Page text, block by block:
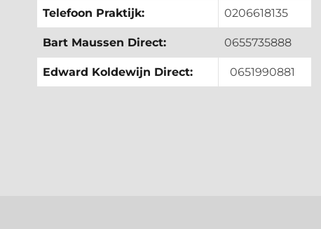
Telefoon Praktijk: 0206618135
Bart Maussen Direct: 0655735888
Edward Koldewijn Direct: 0651990881